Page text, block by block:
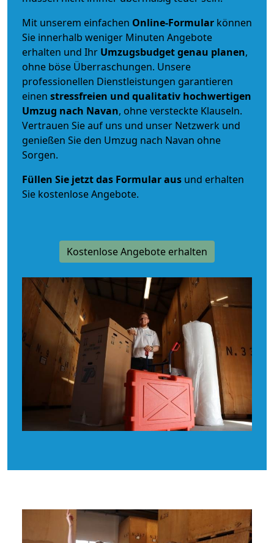
Mit unserem einfachen Online-Formular können
Sie innerhalb weniger Minuten Angebote
erhalten und Ihr Umzugsbudgetgenau planen,
ohne böse Überraschungen. Unsere
professionellen Dienstleistungen garantieren
einen stressfreien und qualitativ hochwertigen
Umzug nach Navan, ohne versteckte Klauseln.
Vertrauen Sie auf uns und unser Netzwerk und
genießen Sie den Umzug nach Navan ohne
Sorgen.
Füllen Sie jetzt das Formular aus und erhalten
Sie kostenlose Angebote.
Kostenlose Angebote erhalten